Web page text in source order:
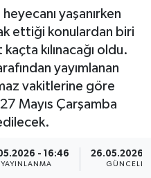
yaşanırken
ettiği konulardan biri
kılınacağı oldu.
yayımlanan
vakitlerine göre
Mayıs Çarşamba
- 16:46
YAYINLANMA
26.05.2026 -